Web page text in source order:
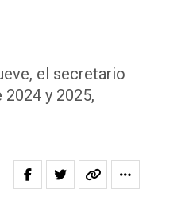
el secretario
y 2025,